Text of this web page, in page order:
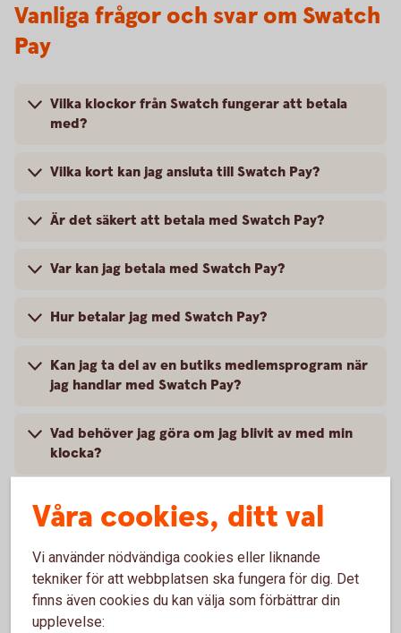
Vanliga frågor och svar om Swatch
Pay
Vilka klockor från Swatch fungerar att betala
med?
Vilka kort kan jag ansluta till Swatch Pay?
Är det säkert att betala med Swatch Pay?
Var kan jag betala med Swatch Pay?
Hur betalar jag med Swatch Pay?
Kan jag ta del av en butiks medlemsprogram när
jag handlar med Swatch Pay?
Vad behöver jag göra om jag blivit av med min
klocka?
Vart vänder jag mig vid problem?
Vill du veta mer om Swatch
Våra cookies, ditt val
Vi använder nödvändiga cookies eller liknande
tekniker för att webbplatsen ska fungera för dig. Det
finns även cookies du kan välja som förbättrar din
upplevelse: